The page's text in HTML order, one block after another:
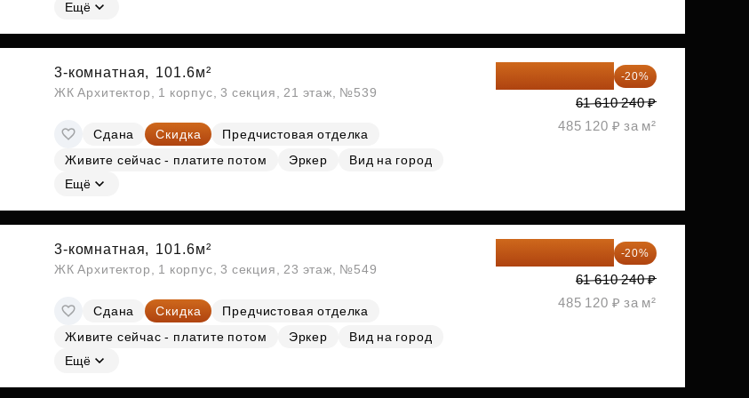
Субсидии
Ещё
3-комнатная, 101.6м²
ЖК Архитектор, 1 корпус, 3 секция, 21 этаж, №539
Сдана Скидка
Предчистовая отделка
Живите сейчас - платите потом
Эркер
Вид на город
Ещё
-20%
61 610 240 ₽
485 120 ₽ за м²
3-комнатная, 101.6м²
ЖК Архитектор, 1 корпус, 3 секция, 23 этаж, №549
Сдана Скидка
Предчистовая отделка
Живите сейчас - платите потом
Эркер
Вид на город
Ещё
-20%
61 610 240 ₽
485 120 ₽ за м²